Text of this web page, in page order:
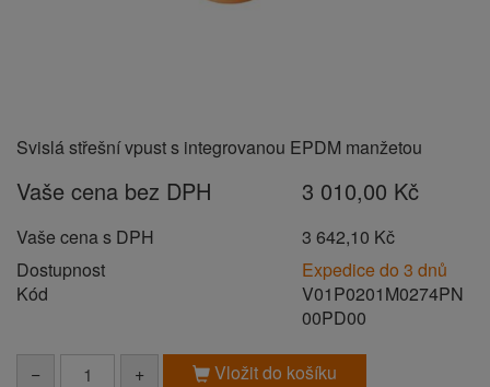
Svislá střešní vpust s integrovanou EPDM manžetou
Vaše cena bez DPH 3 010,00 Kč
Vaše cena s DPH
3 642,10 Kč
Dostupnost
Expedice do 3 dnů
Kód
V01P0201M0274PN
00PD00
− + Vložit do košíku